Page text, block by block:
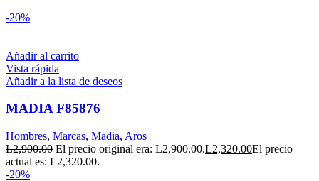
-20%
Añadir al carrito
Vista rápida
Añadir a la lista de deseos
MADIA F85876
Hombres, Marcas, Madia, Aros
L2,900.00 El precio original era: L2,900.00.L2,320.00El precio
actual es: L2,320.00.
-20%